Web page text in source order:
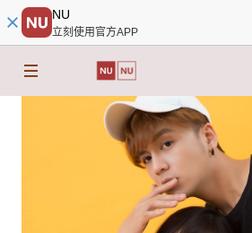
NU
立刻使用官方APP